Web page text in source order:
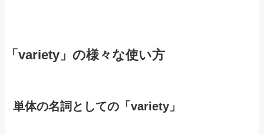
「variety」の様々な使い方
単体の名詞としての「variety」